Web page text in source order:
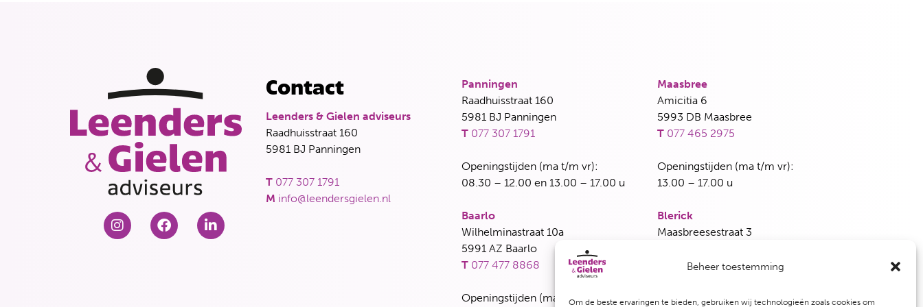
Beheer toestemming
Om de beste ervaringen te bieden, gebruiken wij technologieën zoals cookies om
Contact
Leenders & Gielen adviseurs
Raadhuisstraat 160
5981 BJ Panningen
T 077 307 1791
M info@leendersgielen.nl
Panningen
Raadhuisstraat 160
5981 BJ Panningen
T 077 307 1791
Openingstijden (ma t/m vr):
08.30 – 12.00 en 13.00 – 17.00 u
Baarlo
Wilhelminastraat 10a
5991 AZ Baarlo
T 077 477 8868
Openingstijden (maandag, dinsdag en
Maasbree
Amicitia 6
5993 DB Maasbree
T 077 465 2975
Openingstijden (ma t/m vr):
13.00 – 17.00 u
Blerick
Maasbreesestraat 3
077 382 5339
Openingstijden (woensdag en vrijdag):